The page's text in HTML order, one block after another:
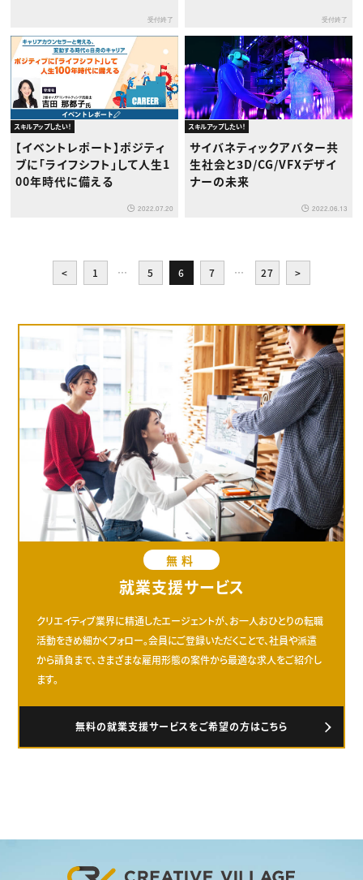
受付終了 受付終了
スキルアップしたい！
【イベントレポート】ポジティ
ブに「ライフシフト」して人生1
00年時代に備える
2022.07.20
スキルアップしたい！
サイバネティックアバター共
生社会と3D/CG/VFXデザイ
ナーの未来
2022.06.13
< 1 … 5 6 7 … 27 >
無料
就業支援サービス
クリエイティブ業界に精通したエージェントが、お一人おひとりの転職
活動をきめ細かくフォロー。会員にご登録いただくことで、社員や派遣
から請負まで、さまざまな雇用形態の案件から最適な求人をご紹介し
ます。
無料の就業支援サービスをご希望の方はこちら